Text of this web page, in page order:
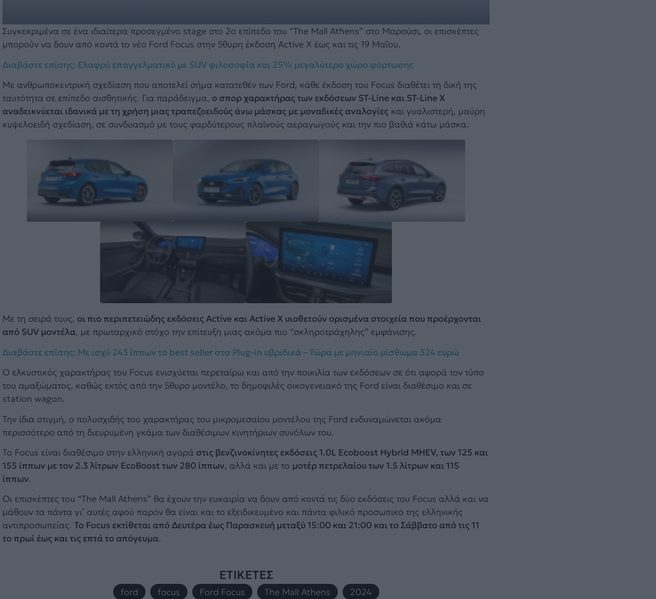
Συγκεκριμένα σε ένα ιδιαίτερα προσεγμένο stage στο 2ο επίπεδο του “The Mall Athens” στο Μαρούσι, οι επισκέπτες
μπορούν να δουν από κοντά το νέο Ford Focus στην 5θυρη έκδοση Active X έως και τις 19 Μαΐου.
Διαβάστε επίσης: Ελαφρύ επαγγελματικό με SUV φιλοσοφία και 25% μεγαλύτερο χώρο φόρτωσης
Με ανθρωποκεντρική σχεδίαση που αποτελεί σήμα κατατεθέν των Ford, κάθε έκδοση του Focus διαθέτει τη δική της
ταυτότητα σε επίπεδο αισθητικής. Για παράδειγμα, ο σπορ χαρακτήρας των εκδόσεων ST-Line και ST-Line X
αναδεικνύεται ιδανικά με τη χρήση μιας τραπεζοειδούς άνω μάσκας με μοναδικές αναλογίες και γυαλιστερή, μαύρη
κυψελοειδή σχεδίαση, σε συνδυασμό με τους φαρδύτερους πλαϊνούς αεραγωγούς και την πιο βαθιά κάτω μάσκα.
Με τη σειρά τους, οι πιο περιπετειώδης εκδόσεις Active και Active X υιοθετούν ορισμένα στοιχεία που προέρχονται
από SUV μοντέλα, με πρωταρχικό στόχο την επίτευξη μιας ακόμα πιο “σκληροτράχηλης” εμφάνισης.
Διαβάστε επίσης: Με ισχύ 243 ίππων το best seller στα Plug-in υβριδικά – Τώρα με μηνιαίο μίσθωμα 324 ευρώ
Ο ελκυστικός χαρακτήρας του Focus ενισχύεται περεταίρω και από την ποικιλία των εκδόσεων σε ότι αφορά τον τύπο
του αμαξώματος, καθώς εκτός από την 5θυρο μοντέλο, το δημοφιλές οικογενειακό της Ford είναι διαθέσιμο και σε
station wagon.
Την ίδια στιγμή, ο πολυσχιδής του χαρακτήρας του μικρομεσαίου μοντέλου της Ford ενδυναμώνεται ακόμα
περισσότερο από τη διευρυμένη γκάμα των διαθέσιμων κινητήριων συνόλων του.
Το Focus είναι διαθέσιμο στην ελληνική αγορά στις βενζινοκίνητες εκδόσεις 1.0L Ecoboost Hybrid MHEV, των 125 και
155 ίππων με τον 2.3 λίτρων EcoBoost των 280 ίππων, αλλά και με το μοτέρ πετρελαίου των 1.5 λίτρων και 115
ίππων.
Οι επισκέπτες του “The Mall Athens” θα έχουν την ευκαιρία να δουν από κοντά τις δύο εκδόσεις του Focus αλλά και να
μάθουν τα πάντα γι’ αυτές αφού παρόν θα είναι και το εξειδικευμένο και πάντα φιλικό προσωπικό της ελληνικής
αντιπροσωπείας. Το Focus εκτίθεται από Δευτέρα έως Παρασκευή μεταξύ 15:00 και 21:00 και το Σάββατο από τις 11
το πρωί έως και τις επτά το απόγευμα.
ΕΤΙΚΕΤΕΣ
ford , focus , Ford Focus , The Mall Athens , 2024